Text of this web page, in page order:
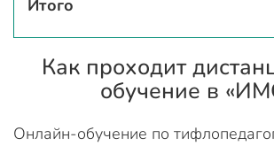
Итого
Как проходит
обучение в
Онлайн-обучение по